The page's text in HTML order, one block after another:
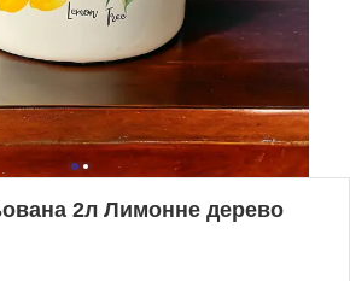
2л Лимонне дерево